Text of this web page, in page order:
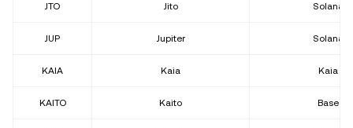
JTO Jito Solana
JUP Jupiter Solana
KAIA Kaia Kaia
KAITO Kaito Base